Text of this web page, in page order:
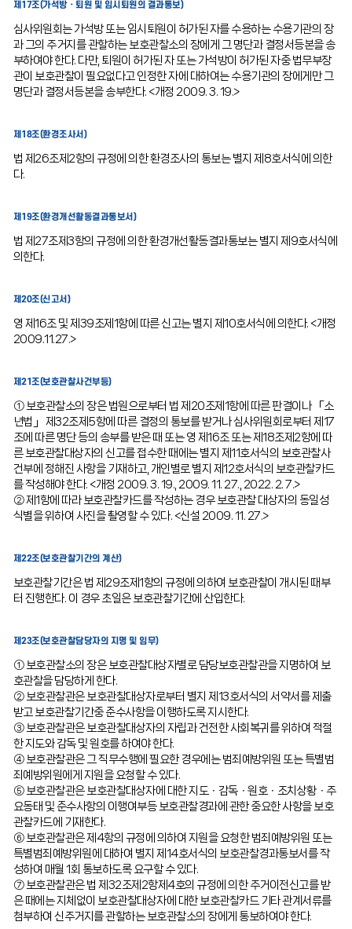
제17조(가석방ㆍ퇴원 및 임시퇴원의 결과통보)
심사위원회는 가석방 또는 임시퇴원이 허가된 자를 수용하는 수용기관의 장
과 그의 주거지를 관할하는 보호관찰소의 장에게 그 명단과 결정서등본을 송
부하여야 한다. 다만, 퇴원이 허가된 자 또는 가석방이 허가된 자중 법무부장
관이 보호관찰이 필요없다고 인정한 자에 대하여는 수용기관의 장에게만 그
명단과 결정서등본을 송부한다. <개정 2009. 3. 19.>
제18조(환경조사서)
법 제26조제2항의 규정에 의한 환경조사의 통보는 별지 제8호서식에 의한
다.
제19조(환경개선활동결과통보서)
법 제27조제3항의 규정에 의한 환경개선활동결과통보는 별지 제9호서식에
의한다.
제20조(신고서)
영 제16조 및 제39조제1항에 따른 신고는 별지 제10호서식에 의한다. <개정
2009.11.27.>
제21조(보호관찰사건부등)
① 보호관찰소의 장은 법원으로부터 법 제20조제1항에 따른 판결이나 「소
년법」 제32조제5항에 따른 결정의 통보를 받거나 심사위원회로부터 제17
조에 따른 명단 등의 송부를 받은 때 또는 영 제16조 또는 제18조제2항에 따
른 보호관찰대상자의 신고를 접수한 때에는 별지 제11호서식의 보호관찰사
건부에 정해진 사항을 기재하고, 개인별로 별지 제12호서식의 보호관찰카드
를 작성해야 한다. <개정 2009. 3. 19., 2009. 11. 27., 2022. 2. 7.>
② 제1항에 따라 보호관찰카드를 작성하는 경우 보호관찰 대상자의 동일성
식별을 위하여 사진을 촬영할 수 있다. <신설 2009. 11. 27.>
제22조(보호관찰기간의 계산)
보호관찰기간은 법 제29조제1항의 규정에 의하여 보호관찰이 개시된 때부
터 진행한다. 이 경우 초일은 보호관찰기간에 산입한다.
제23조(보호관찰담당자의 지명 및 임무)
① 보호관찰소의 장은 보호관찰대상자별로 담당보호관찰관을 지명하여 보
호관찰을 담당하게 한다.
② 보호관찰관은 보호관찰대상자로부터 별지 제13호서식의 서약서를 제출
받고 보호관찰기간중 준수사항을 이행하도록 지시한다.
③ 보호관찰관은 보호관찰대상자의 자립과 건전한 사회복귀를 위하여 적절
한 지도와 감독 및 원호를 하여야 한다.
④ 보호관찰관은 그 직무수행에 필요한 경우에는 범죄예방위원 또는 특별범
죄예방위원에게 지원을 요청할 수 있다.
⑤ 보호관찰관은 보호관찰대상자에 대한 지도ㆍ감독ㆍ원호ㆍ조치상황ㆍ주
요동태 및 준수사항의 이행여부등 보호관찰경과에 관한 중요한 사항을 보호
관찰카드에 기재한다.
⑥ 보호관찰관은 제4항의 규정에 의하여 지원을 요청한 범죄예방위원 또는
특별범죄예방위원에 대하여 별지 제14호서식의 보호관찰경과통보서를 작
성하여 매월 1회 통보하도록 요구할 수 있다.
⑦ 보호관찰관은 법 제32조제2항제4호의 규정에 의한 주거이전신고를 받
은 때에는 지체없이 보호관찰대상자에 대한 보호관찰카드 기타 관계서류를
첨부하여 신주거지를 관할하는 보호관찰소의 장에게 통보하여야 한다.